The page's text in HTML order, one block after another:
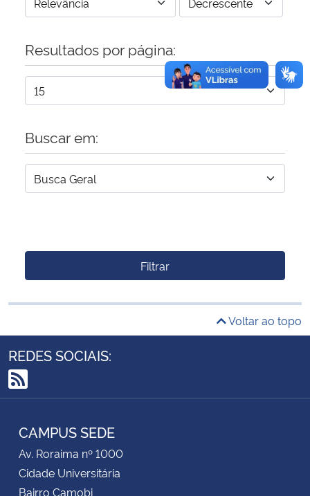
Banco Central do Brasil
Planalto
Resultados por página:
Buscar em:
Filtrar
Voltar ao topo
REDES SOCIAIS:
RSS
CAMPUS SEDE
Av. Roraima nº 1000
Cidade Universitária
Bairro Camobi